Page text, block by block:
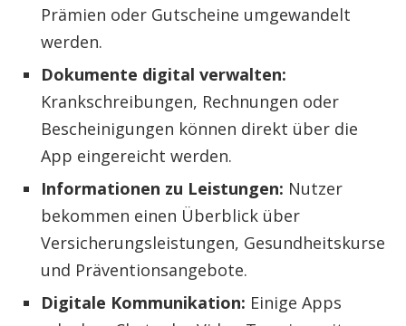
Prämien oder Gutscheine umgewandelt
werden.
Dokumente digital verwalten:
Krankschreibungen, Rechnungen oder
Bescheinigungen können direkt über die
App eingereicht werden.
Informationen zu Leistungen: Nutzer
bekommen einen Überblick über
Versicherungsleistungen, Gesundheitskurse
und Präventionsangebote.
Digitale Kommunikation: Einige Apps